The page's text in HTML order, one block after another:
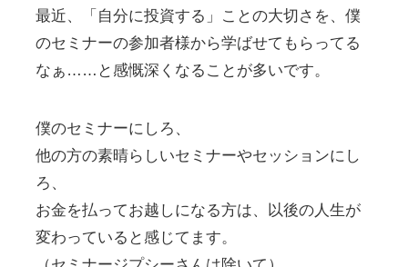
最近、「自分に投資する」ことの大切さを、僕
のセミナーの参加者様から学ばせてもらってる
なぁ……と感慨深くなることが多いです。
僕のセミナーにしろ、
他の方の素晴らしいセミナーやセッションにし
ろ、
お金を払ってお越しになる方は、以後の人生が
変わっていると感じてます。